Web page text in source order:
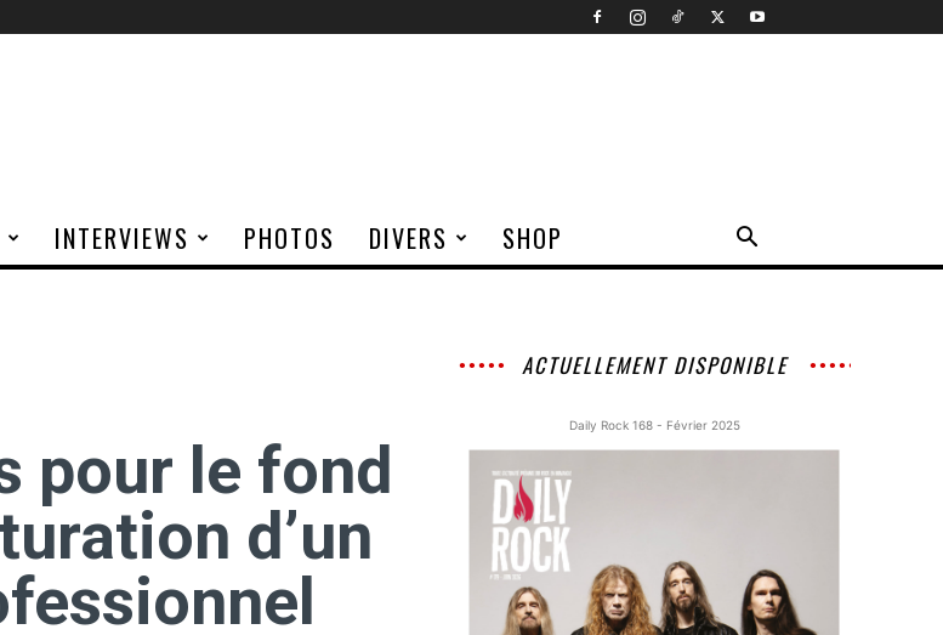
INTERVIEWS PHOTOS DIVERS SHOP
pour le fond
d’un
ACTUELLEMENT DISPONIBLE
Daily Rock 168 - Février 2025